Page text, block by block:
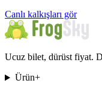
Canlı kalkışları gör
Ucuz bilet, dürüst fiyat.
Ürün+